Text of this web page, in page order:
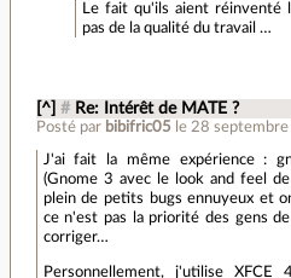
Le fait qu'ils aient réinventé
pas de la qualité du travail …
[^] # Re: Intérêt de MATE ?
Posté par bibifric05 le 28
J'ai fait la même expérience :
(Gnome 3 avec le look and feel
plein de petits bugs ennuyeux et
ce n'est pas la priorité des gens
corriger…
Personnellement, j'utilise